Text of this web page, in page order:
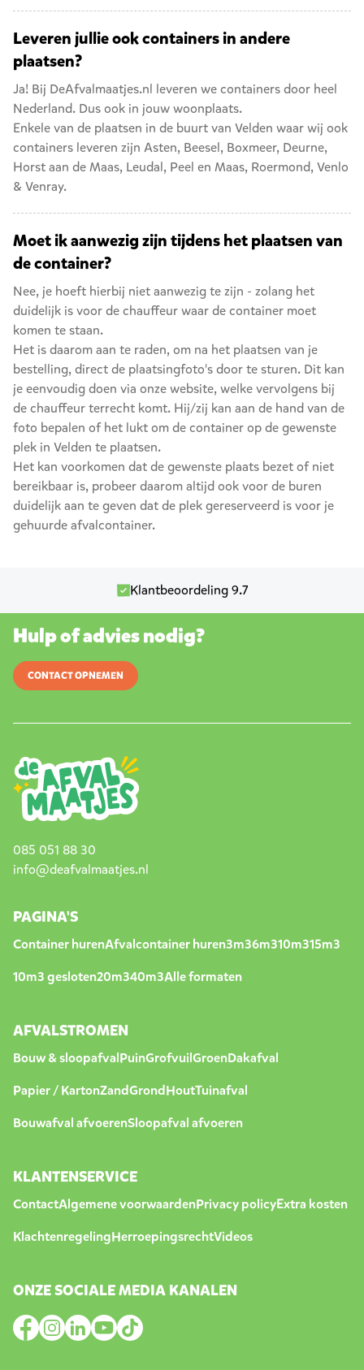
Leveren jullie ook containers in andere
plaatsen?
Ja! Bij DeAfvalmaatjes.nl leveren we containers door heel
Nederland. Dus ook in jouw woonplaats.
Enkele van de plaatsen in de buurt van Velden waar wij ook
containers leveren zijn Asten, Beesel, Boxmeer, Deurne,
Horst aan de Maas, Leudal, Peel en Maas, Roermond, Venlo
& Venray.
Moet ik aanwezig zijn tijdens het plaatsen van
de container?
Nee, je hoeft hierbij niet aanwezig te zijn - zolang het
duidelijk is voor de chauffeur waar de container moet
komen te staan.
Het is daarom aan te raden, om na het plaatsen van je
bestelling, direct de plaatsingfoto's door te sturen. Dit kan
je eenvoudig doen via onze website, welke vervolgens bij
de chauffeur terrecht komt. Hij/zij kan aan de hand van de
foto bepalen of het lukt om de container op de gewenste
plek in Velden te plaatsen.
Het kan voorkomen dat de gewenste plaats bezet of niet
bereikbaar is, probeer daarom altijd ook voor de buren
duidelijk aan te geven dat de plek gereserveerd is voor je
gehuurde afvalcontainer.
Klantbeoordeling 9.7
Hulp of advies nodig?
CONTACT OPNEMEN
085 051 88 30
info@deafvalmaatjes.nl
PAGINA'S
Container hurenAfvalcontainer huren3m36m310m315m3
10m3 gesloten20m340m3Alle formaten
AFVALSTROMEN
Bouw & sloopafvalPuinGrofvuilGroenDakafval
Papier / KartonZandGrondHoutTuinafval
Bouwafval afvoerenSloopafval afvoeren
KLANTENSERVICE
ContactAlgemene voorwaardenPrivacy policyExtra kosten
KlachtenregelingHerroepingsrechtVideos
ONZE SOCIALE MEDIA KANALEN